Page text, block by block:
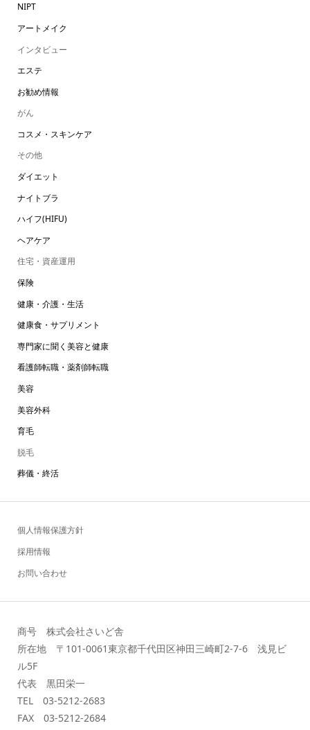
NIPT
アートメイク
インタビュー
エステ
お勧め情報
がん
コスメ・スキンケア
その他
ダイエット
ナイトブラ
ハイフ(HIFU)
ヘアケア
住宅・資産運用
保険
健康・介護・生活
健康食・サプリメント
専門家に聞く美容と健康
看護師転職・薬剤師転職
美容
美容外科
育毛
脱毛
葬儀・終活
個人情報保護方針
採用情報
お問い合わせ
商号 株式会社さいど舎
所在地 〒101-0061東京都千代田区神田三崎町2-7-6 浅見ビ
ル5F
代表 黒田栄一
TEL 03-5212-2683
FAX 03-5212-2684